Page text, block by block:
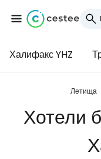
Халифакс YHZ
Летища
Хотели
... световната